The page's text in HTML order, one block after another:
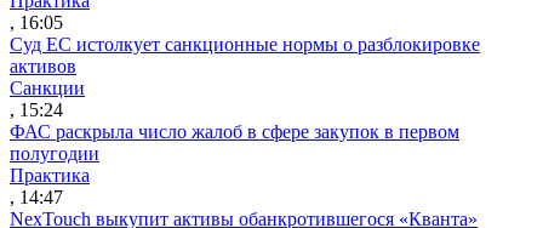
, 16:05
Суд ЕС истолкует санкционные нормы о разблокировке
активов
Санкции
, 15:24
ФАС раскрыла число жалоб в сфере закупок в первом
полугодии
Практика
, 14:47
NexTouch выкупит активы обанкротившегося «Кванта»